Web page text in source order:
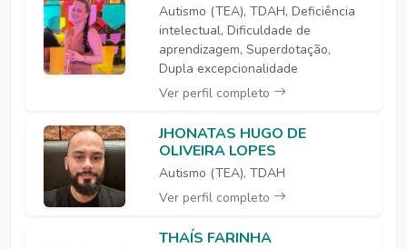
Autismo (TEA), TDAH, Deficiência
intelectual, Dificuldade de
aprendizagem, Superdotação,
Dupla excepcionalidade
Ver perfil completo
JHONATAS HUGO DE
OLIVEIRA LOPES
Autismo (TEA), TDAH
Ver perfil completo
THAÍS FARINHA